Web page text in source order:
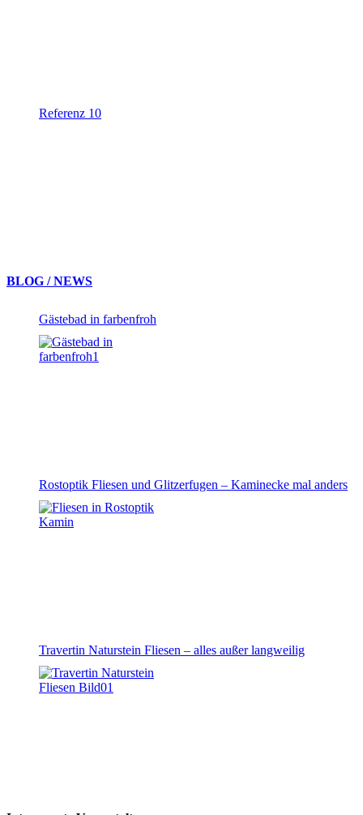
Referenz 10
BLOG / NEWS
Gästebad in farbenfroh
Rostoptik Fliesen und Glitzerfugen – Kaminecke mal anders
Travertin Naturstein Fliesen – alles außer langweilig